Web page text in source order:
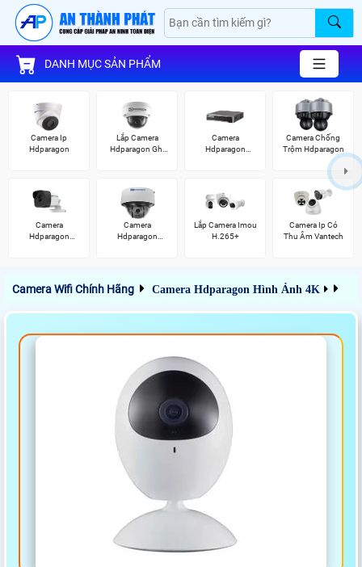
DANH MỤC SẢN PHẨM
Camera Ip
Hdparagon
Lắp Camera
Hdparagon Ghi
Camera
Hdparagon
Camera Chống
Trộm Hdparagon
Camera
Hdparagon
Camera
Hdparagon
Lắp Camera Imou
H.265+
Camera Ip Có
Thu Âm Vantech
Camera Wifi Chính Hãng Camera Hdparagon Hình Ảnh 4K